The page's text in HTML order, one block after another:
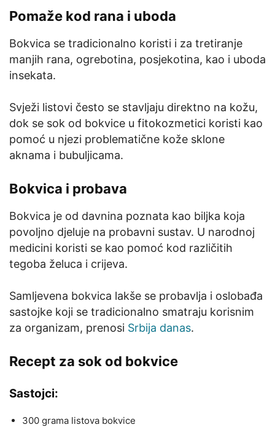
Pomaže kod rana i uboda
Bokvica se tradicionalno koristi i za tretiranje
manjih rana, ogrebotina, posjekotina, kao i uboda
insekata.
Svježi listovi često se stavljaju direktno na kožu,
dok se sok od bokvice u fitokozmetici koristi kao
pomoć u njezi problematične kože sklone
aknama i bubuljicama.
Bokvica i probava
Bokvica je od davnina poznata kao biljka koja
povoljno djeluje na probavni sustav. U narodnoj
medicini koristi se kao pomoć kod različitih
tegoba želuca i crijeva.
Samljevena bokvica lakše se probavlja i oslobađa
sastojke koji se tradicionalno smatraju korisnim
za organizam, prenosi Srbija danas.
Recept za sok od bokvice
Sastojci:
300 grama listova bokvice